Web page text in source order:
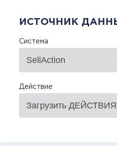
ИСТОЧНИК
Система
Действие